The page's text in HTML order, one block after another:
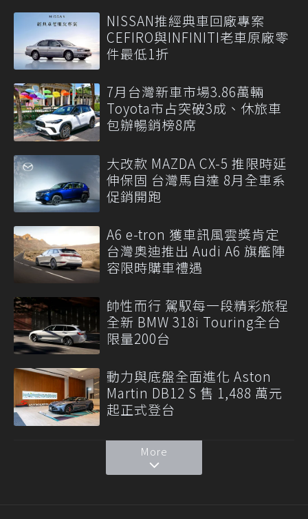
NISSAN推經典車回廠專案
CEFIRO與INFINITI老車原廠零
件最低1折
7月台灣新車市場3.86萬輛
Toyota市占突破3成、休旅車
包辦暢銷榜8席
大改款 MAZDA CX-5 推限時延
伸保固 台灣馬自達 8月全車系
促銷開跑
A6 e-tron 獲車訊風雲獎肯定
台灣奧迪推出 Audi A6 旗艦陣
容限時購車禮遇
帥性而行 駕馭每一段精彩旅程
全新 BMW 318i Touring全台
限量200台
動力與底盤全面進化 Aston
Martin DB12 S 售 1,488 萬元
起正式登台
More